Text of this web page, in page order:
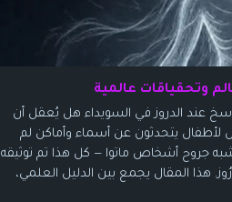
وتحقياقات عالمية
عند الدروز في السويداء هل يُعقل أن
يتحدثون عن أسماء وأماكن لم
جروح أشخاص ماتوا — كل هذا تم توثيقه
هذا المقال يجمع بين الدليل العلمي،